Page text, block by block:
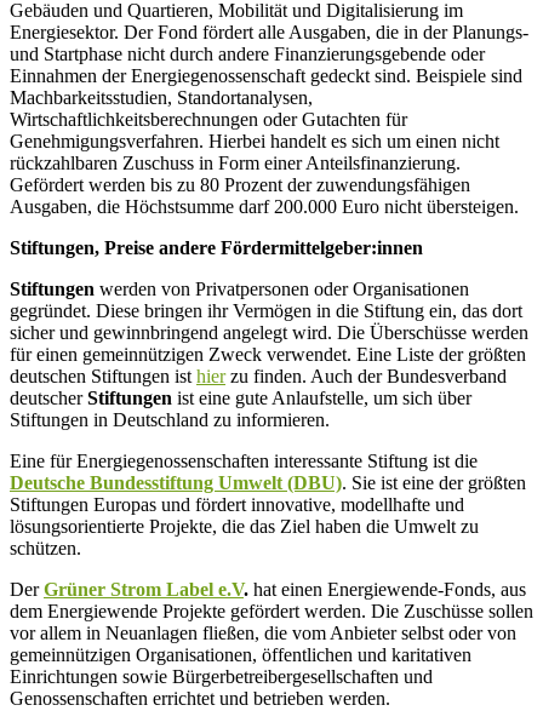
Gebäuden und Quartieren, Mobilität und Digitalisierung im
Energiesektor. Der Fond fördert alle Ausgaben, die in der Planungs-
und Startphase nicht durch andere Finanzierungsgebende oder
Einnahmen der Energiegenossenschaft gedeckt sind. Beispiele sind
Machbarkeitsstudien, Standortanalysen,
Wirtschaftlichkeitsberechnungen oder Gutachten für
Genehmigungsverfahren. Hierbei handelt es sich um einen nicht
rückzahlbaren Zuschuss in Form einer Anteilsfinanzierung.
Gefördert werden bis zu 80 Prozent der zuwendungsfähigen
Ausgaben, die Höchstsumme darf 200.000 Euro nicht übersteigen.
Stiftungen, Preise andere Fördermittelgeber:innen
Stiftungen werden von Privatpersonen oder Organisationen
gegründet. Diese bringen ihr Vermögen in die Stiftung ein, das dort
sicher und gewinnbringend angelegt wird. Die Überschüsse werden
für einen gemeinnützigen Zweck verwendet. Eine Liste der größten
deutschen Stiftungen isthierzu finden. Auch der Bundesverband
deutscherStiftungen ist eine gute Anlaufstelle, um sich über
Stiftungen in Deutschland zu informieren.
Eine für Energiegenossenschaften interessante Stiftung ist die
Deutsche Bundesstiftung Umwelt (DBU). Sie ist eine der größten
Stiftungen Europas und fördert innovative, modellhafte und
lösungsorientierte Projekte, die das Ziel haben die Umwelt zu
schützen.
DerGrüner Strom Label e.V. hat einen Energiewende-Fonds, aus
dem Energiewende Projekte gefördert werden. Die Zuschüsse sollen
vor allem in Neuanlagen fließen, die vom Anbieter selbst oder von
gemeinnützigen Organisationen, öffentlichen und karitativen
Einrichtungen sowie Bürgerbetreibergesellschaften und
Genossenschaften errichtet und betrieben werden.